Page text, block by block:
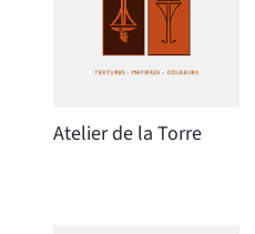
Atelier de la Torre